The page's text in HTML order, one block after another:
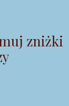
zniżki